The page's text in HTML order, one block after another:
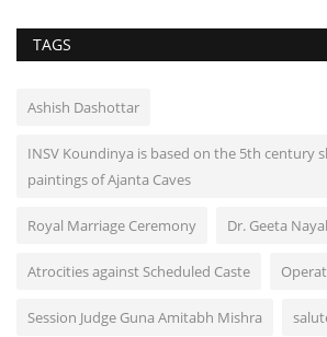
TAGS
Ashish Dashottar
INSV Koundinya is based on the 5th century
paintings of Ajanta Caves
Royal Marriage Ceremony Dr. Geeta
Atrocities against Scheduled Caste
Session Judge Guna Amitabh Mishra